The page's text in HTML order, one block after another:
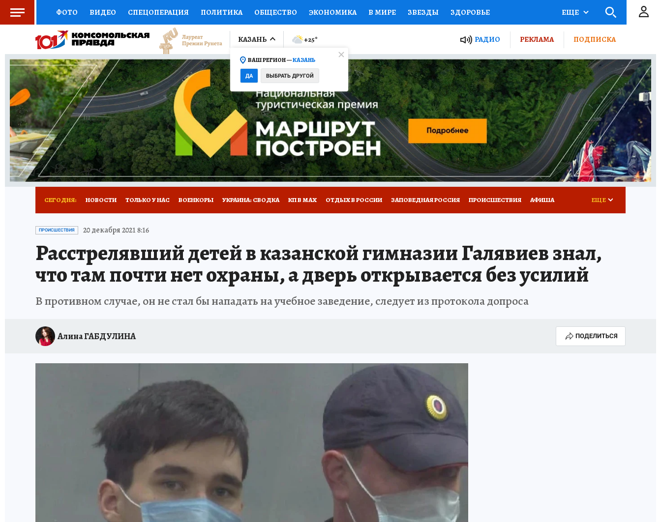
ФОТО ВИДЕО СПЕЦОПЕРАЦИЯ ПОЛИТИКА ОБЩЕСТВО ЭКОНОМИКА В МИРЕ ЗВЕЗДЫ ЗДОРОВЬЕ
СОЦПОДДЕРЖКА НАУКА СПОРТ КОЛУМНИСТЫ ПРОИСШЕСТВИЯ НАЦИОНАЛЬНЫЕ ПРОЕКТЫ РОССИИ
ВЫБОР ЭКСПЕРТОВ ДОКТОР ФИНАНСЫ ОТКРЫВАЕМ МИР Я ЗНАЮ СЕМЬЯ ЖЕНСКИЕ СЕКРЕТЫ ПУТЕВОДИТЕЛЬ
КНИЖНАЯ ПОЛКА ПРОГНОЗЫ НА СПОРТ ПРОМОКОДЫ СЕРИАЛЫ СПЕЦПРОЕКТЫ ДЕФИЦИТ ЖЕЛЕЗА ТУРИЗМ
ПРЕСС-ЦЕНТР НЕДВИЖИМОСТЬ ТЕЛЕВИЗОР КОЛЛЕКЦИИ КОНКУРСЫ РАБОТА У НАС ГИД ПОТРЕБИТЕЛЯ ВСЕ О КП
РАДИО КП РЕКЛАМА ТЕСТЫ НОВОЕ НА САЙТЕ
ЕЩЕ
КАЗАНЬ
ВАШ РЕГИОН —КАЗАНЬ
ДА ВЫБРАТЬ ДРУГОЙ
+25° РАДИО РЕКЛАМА ПОДПИСКА
СЕГОДНЯ: НОВОСТИ ТОЛЬКО У НАС ВОЕНКОРЫ УКРАИНА: СВОДКА КП В МАХ ОТДЫХ В РОССИИ ЗАПОВЕДНАЯ РОССИЯ ПРОИСШЕСТВИЯ АФИША
ТЕРРИТОРИЯ ДОБРА
ЕЩЕ
ПРОИСШЕСТВИЯ 20 декабря 2021 8:16
Расстрелявший детей в казанской гимназии Галявиев знал,
что там почти нет охраны, а дверь открывается без усилий
В противном случае, он не стал бы нападать на учебное заведение, следует из протокола допроса
Алина ГАБДУЛИНА ПОДЕЛИТЬСЯ